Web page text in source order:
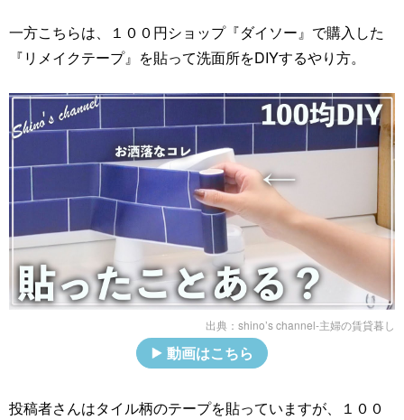
一方こちらは、１００円ショップ『ダイソー』で購入した
『リメイクテープ』を貼って洗面所をDIYするやり方。
出典： shino’s channel-主婦の賃貸暮し
動画はこちら
投稿者さんはタイル柄のテープを貼っていますが、１００